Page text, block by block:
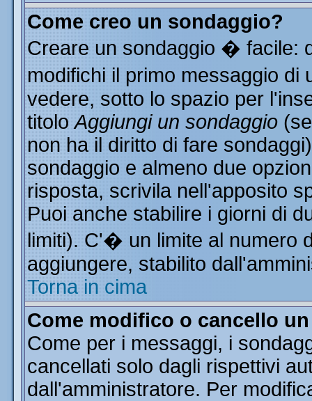
Come creo un sondaggio?
Creare un sondaggio � facile:
modifichi il primo messaggio
vedere, sotto lo spazio per
titoloAggiungi un sondaggio
non ha il diritto di fare
sondaggio e almeno due
risposta, scrivila nell'apposito
Puoi anche stabilire i giorni di
limiti). C'� un limite al numero
aggiungere, stabilito
Torna in cima
Come modifico o cancello
Come per i messaggi, i
cancellati solo dagli rispettivi
dall'amministratore. Per